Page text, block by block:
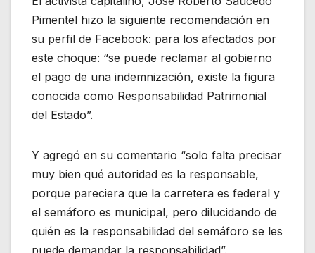
Pimentel hizo la siguiente recomendación en
su perfil de Facebook: para los afectados por
este choque: “se puede reclamar al gobierno
el pago de una indemnización, existe la figura
conocida como Responsabilidad Patrimonial
del Estado”.
Y agregó en su comentario “solo falta precisar
muy bien qué autoridad es la responsable,
porque pareciera que la carretera es federal y
el semáforo es municipal, pero dilucidando de
quién es la responsabilidad del semáforo se les